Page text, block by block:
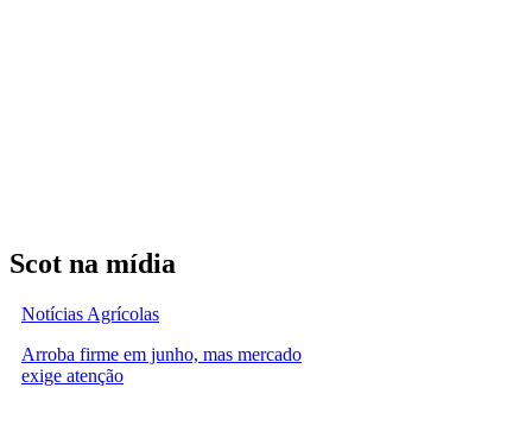
Scot na mídia
Notícias Agrícolas
Arroba firme em junho, mas mercado
exige atenção